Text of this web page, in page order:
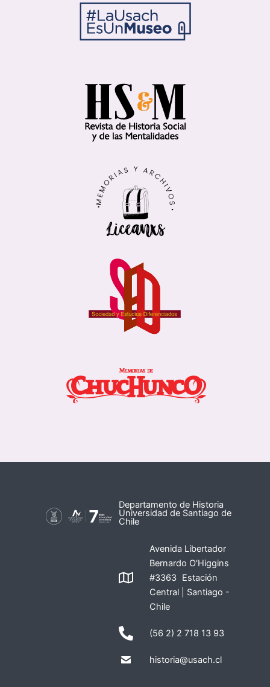
Departamento de Historia
Universidad de Santiago de
Chile
Avenida Libertador
Bernardo O'Higgins
#3363 Estación
Central | Santiago -
Chile
(56 2) 2 718 13 93
historia@usach.cl